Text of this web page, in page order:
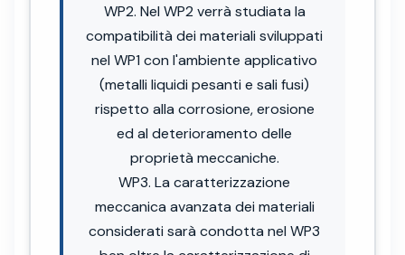
WP2. Nel WP2 verrà studiata la
compatibilità dei materiali sviluppati
nel WP1 con l'ambiente applicativo
(metalli liquidi pesanti e sali fusi)
rispetto alla corrosione, erosione
ed al deterioramento delle
proprietà meccaniche.
WP3. La caratterizzazione
meccanica avanzata dei materiali
considerati sarà condotta nel WP3